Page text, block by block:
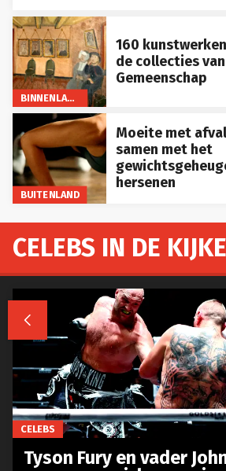
BINNENLAND
160
de collecties
Gemeenschap
BUITENLAND
Moeite met
samen met het
hersenen
CELEBS IN DE

CELEBS
Tyson Fury en vader